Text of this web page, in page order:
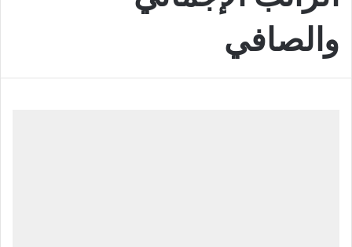
والصافي